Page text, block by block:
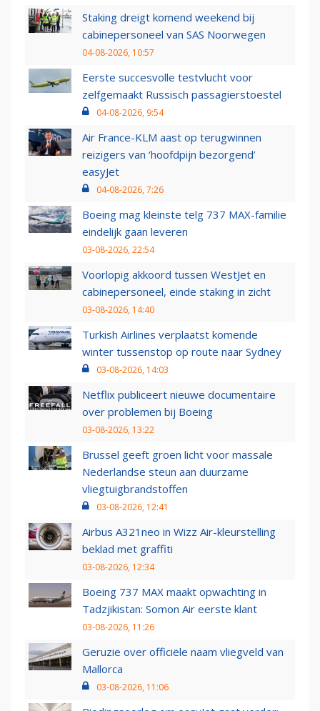
Staking dreigt komend weekend bij
cabinepersoneel van SAS Noorwegen
04-08-2026, 10:57
Eerste succesvolle testvlucht voor
zelfgemaakt Russisch passagierstoestel
04-08-2026, 9:54
Air France-KLM aast op terugwinnen
reizigers van ‘hoofdpijn bezorgend’
easyJet
04-08-2026, 7:26
Boeing mag kleinste telg 737 MAX-familie
eindelijk gaan leveren
03-08-2026, 22:54
Voorlopig akkoord tussen WestJet en
cabinepersoneel, einde staking in zicht
03-08-2026, 14:40
Turkish Airlines verplaatst komende
winter tussenstop op route naar Sydney
03-08-2026, 14:03
Netflix publiceert nieuwe documentaire
over problemen bij Boeing
03-08-2026, 13:22
Brussel geeft groen licht voor massale
Nederlandse steun aan duurzame
vliegtuigbrandstoffen
03-08-2026, 12:41
Airbus A321neo in Wizz Air-kleurstelling
beklad met graffiti
03-08-2026, 12:34
Boeing 737 MAX maakt opwachting in
Tadzjikistan: Somon Air eerste klant
03-08-2026, 11:26
Geruzie over officiële naam vliegveld van
Mallorca
03-08-2026, 11:06